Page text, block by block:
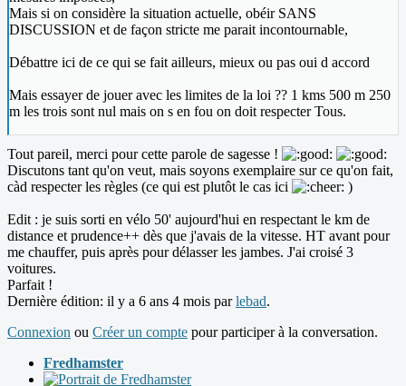
Mais si on considère la situation actuelle, obéir SANS
DISCUSSION et de façon stricte me parait incontournable,
Débattre ici de ce qui se fait ailleurs, mieux ou pas oui d accord
Mais essayer de jouer avec les limites de la loi ?? 1 kms 500 m 250
m les trois sont nul mais on s en fou on doit respecter Tous.
Tout pareil, merci pour cette parole de sagesse !
Discutons tant qu'on veut, mais soyons exemplaire sur ce qu'on fait,
càd respecter les règles (ce qui est plutôt le cas ici
)
Edit : je suis sorti en vélo 50' aujourd'hui en respectant le km de
distance et prudence++ dès que j'avais de la vitesse. HT avant pour
me chauffer, puis après pour délasser les jambes. J'ai croisé 3
voitures.
Parfait !
Dernière édition: il y a 6 ans 4 mois parlebad.
Connexion ou Créer un compte pour participer à la conversation.
Fredhamster